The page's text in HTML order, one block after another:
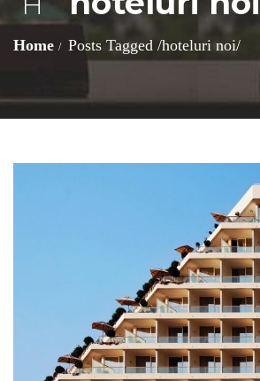
Home Posts Tagged /hoteluri noi/